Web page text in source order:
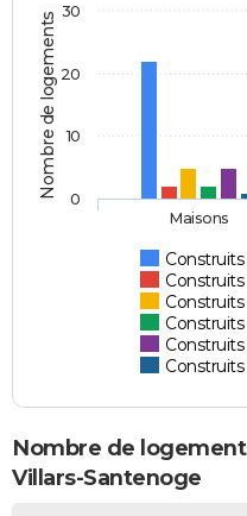
Nombre de logements
Construits
Construits
Maisons
0
10
20
30
Nombre de
Villars-Santenoge